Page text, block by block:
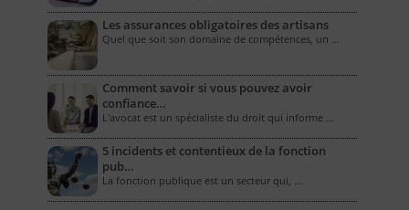
Les assurances obligatoires des artisans
Quel que soit son domaine de compétences, un …
Comment savoir si vous pouvez avoir
confiance…
L'avocat est un spécialiste du droit qui informe …
5 incidents et contentieux de la fonction
pub…
La fonction publique est un secteur qui, …